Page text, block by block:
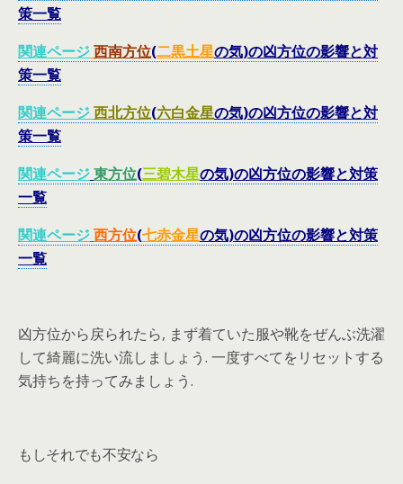
策一覧
関連ページ西南方位(二黒土星の気)の凶方位の影響と対
策一覧
関連ページ西北方位(六白金星の気)の凶方位の影響と対
策一覧
関連ページ東方位(三碧木星の気)の凶方位の影響と対策
一覧
関連ページ西方位(七赤金星の気)の凶方位の影響と対策
一覧
凶方位から戻られたら, まず着ていた服や靴をぜんぶ洗濯
して綺麗に洗い流しましょう. 一度すべてをリセットする
気持ちを持ってみましょう.
もしそれでも不安なら